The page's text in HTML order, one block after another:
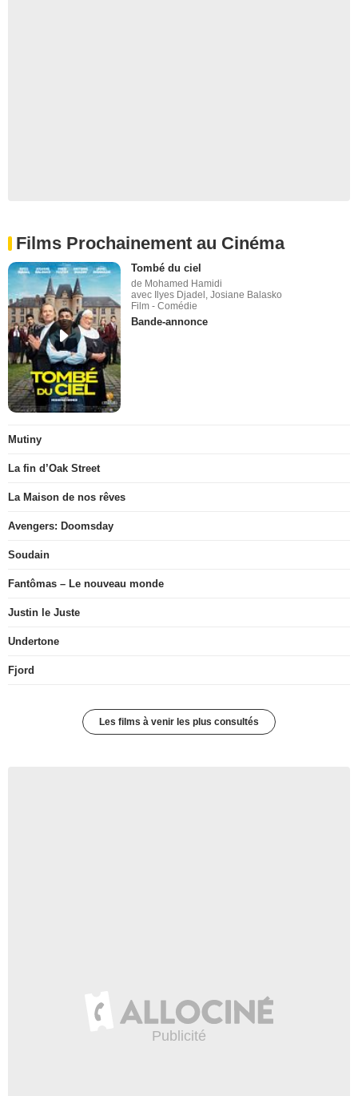
Films Prochainement au Cinéma
Tombé du ciel
de Mohamed Hamidi
avec Ilyes Djadel, Josiane Balasko
Film - Comédie
Bande-annonce
Mutiny
La fin d’Oak Street
La Maison de nos rêves
Avengers: Doomsday
Soudain
Fantômas – Le nouveau monde
Justin le Juste
Undertone
Fjord
Les films à venir les plus consultés